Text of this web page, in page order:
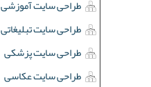
طراحی سایت آموزشی
طراحی سایت تبلیغاتی
طراحی سایت پزشکی
طراحی سایت عکاسی